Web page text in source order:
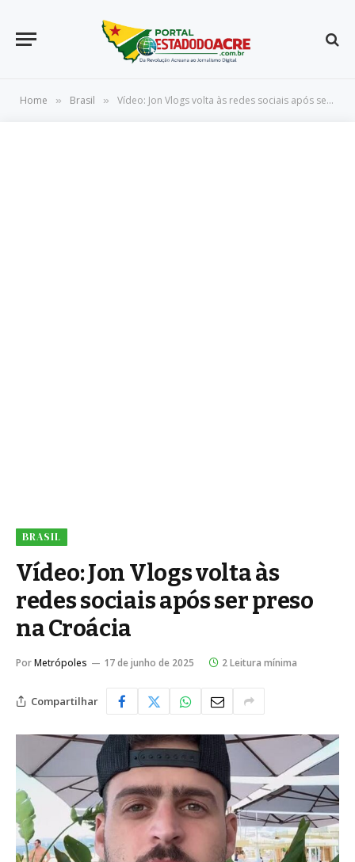
Home » Brasil » Vídeo: Jon Vlogs volta às redes sociais após ser preso na Croácia
BRASIL
Vídeo: Jon Vlogs volta às
redes sociais após ser preso
na Croácia
PorMetrópoles 17 de junho de 2025 2 Leitura mínima
Compartilhar